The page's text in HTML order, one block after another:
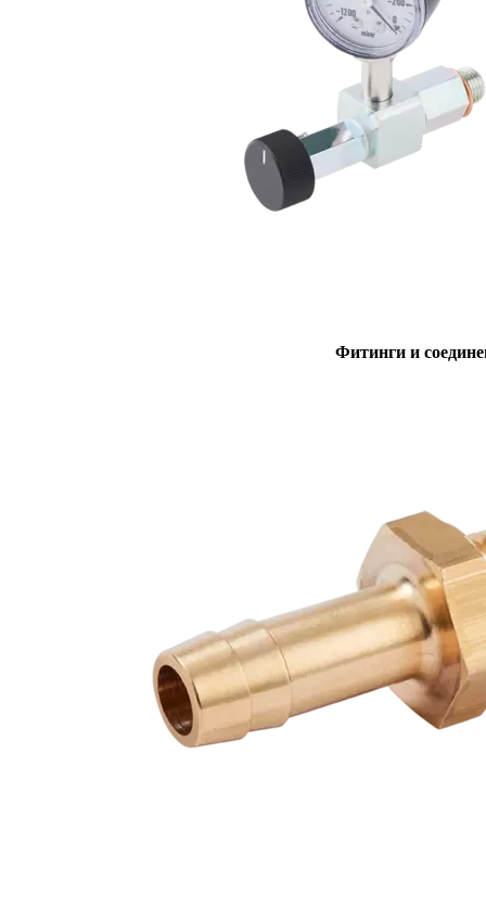
Фитинги и